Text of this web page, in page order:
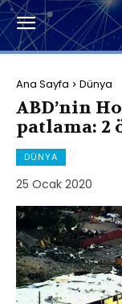
Ana Sayfa Dünya
ABD’nin
patlama: 2
DÜNYA
25 Ocak 2020